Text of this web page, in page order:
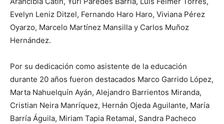
Evelyn Leniz Ditzel, Fernando Haro Haro, Viviana Pérez
Oyarzo, Marcelo Martínez Mansilla y Carlos Muñoz
Hernández.
Por su dedicación como asistente de la educación
durante 20 años fueron destacados Marco Garrido López,
Marta Nahuelquín Ayán, Alejandro Barrientos Miranda,
Cristian Neira Manríquez, Hernán Ojeda Aguilante, María
Barría Águila, Miriam Tapia Retamal, Sandra Pacheco